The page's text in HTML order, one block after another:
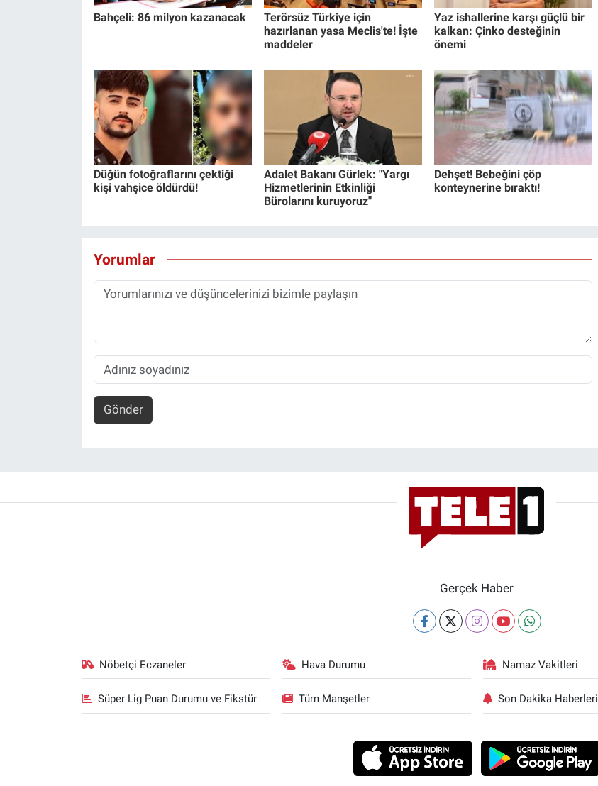
Bahçeli: 86 milyon kazanacak
Terörsüz Türkiye için
hazırlanan yasa Meclis'te! İşte
maddeler
Yaz ishallerine karşı güçlü bir
kalkan: Çinko desteğinin
önemi
Düğün fotoğraflarını çektiği
kişi vahşice öldürdü!
Adalet Bakanı Gürlek: "Yargı
Hizmetlerinin Etkinliği
Bürolarını kuruyoruz"
Dehşet! Bebeğini çöp
konteynerine bıraktı!
Yorumlar
Gönder
Gerçek Haber
Nöbetçi Eczaneler Hava Durumu Namaz Vakitleri
Süper Lig Puan Durumu ve Fikstür Tüm Manşetler Son Dakika Haberleri